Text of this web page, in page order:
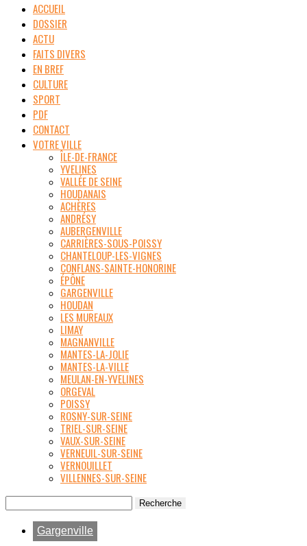
ACCUEIL
DOSSIER
ACTU
FAITS DIVERS
EN BREF
CULTURE
SPORT
PDF
CONTACT
VOTRE VILLE
ÎLE-DE-FRANCE
YVELINES
VALLÉE DE SEINE
HOUDANAIS
ACHÈRES
ANDRÉSY
AUBERGENVILLE
CARRIÈRES-SOUS-POISSY
CHANTELOUP-LES-VIGNES
CONFLANS-SAINTE-HONORINE
ÉPÔNE
GARGENVILLE
HOUDAN
LES MUREAUX
LIMAY
MAGNANVILLE
MANTES-LA-JOLIE
MANTES-LA-VILLE
MEULAN-EN-YVELINES
ORGEVAL
POISSY
ROSNY-SUR-SEINE
TRIEL-SUR-SEINE
VAUX-SUR-SEINE
VERNEUIL-SUR-SEINE
VERNOUILLET
VILLENNES-SUR-SEINE
Gargenville